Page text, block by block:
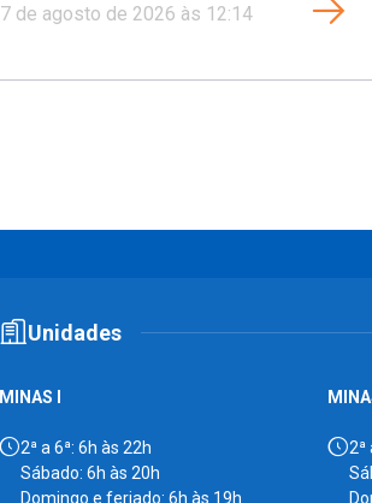
7 de agosto de 2026 às 12:14
Unidades
MINAS I
2ª a 6ª: 6h às 22h
Sábado: 6h às 20h
Domingo e feriado: 6h às 19h
2ª